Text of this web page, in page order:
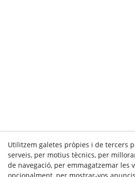
C. Dels Tres Tombs, 8 · 25320
Utilitzem galetes pròpies i de tercers
serveis, per motius tècnics, per
de navegació, per emmagatzemar les